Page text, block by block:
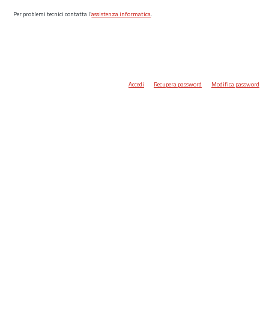
Per problemi tecnici contatta l’assistenza informatica.
Accedi Recupera password Modifica password